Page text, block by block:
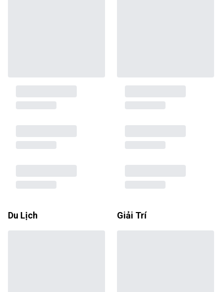
Du Lịch Giải Trí